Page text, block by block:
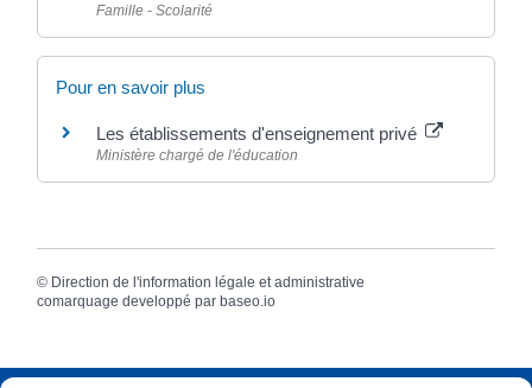
Famille - Scolarité
Pour en savoir plus
Les établissements d'enseignement privé
Ministère chargé de l'éducation
© Direction de l'information légale et administrative
comarquage developpé par baseo.io